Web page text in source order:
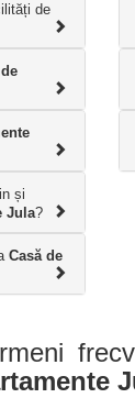
de
și
Jula?
Casă de